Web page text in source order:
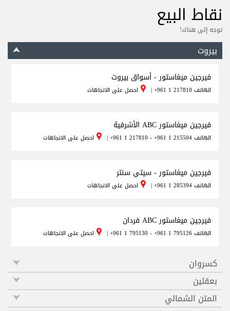
نقاط البيع
توجه إلى هناك!
بيروت
فيرجين ميغاستور - أسواق بيروت
الهاتف +961 1 217810
| احصل على الاتجاهات
فيرجين ميغاستور ABC الأشرفية
الهاتف+961 1 217810 - +961 1 215504
| احصل على الاتجاهات
فيرجين ميغاستور - سيتي سنتر
الهاتف+961 1 285394
| احصل على الاتجاهات
فيرجين ميغاستور ABC فردان
الهاتف+961 1 795130 - +961 1 795126
| احصل على الاتجاهات
كسروان
بعقلين
المتن الشمالي